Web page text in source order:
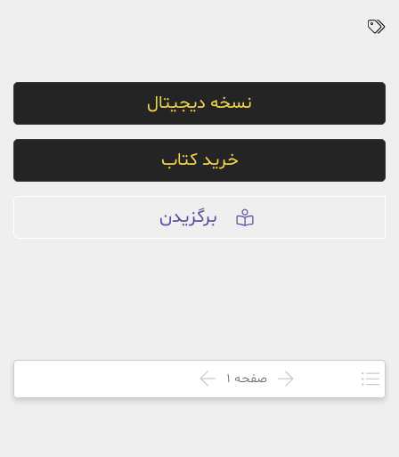
نسخه دیجیتال
خرید کتاب
برگزیدن
صفحه 1